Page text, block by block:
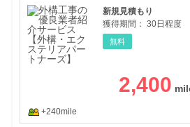
新規見積もり
獲得期間： 30日程度
無料
2,400
+240mile